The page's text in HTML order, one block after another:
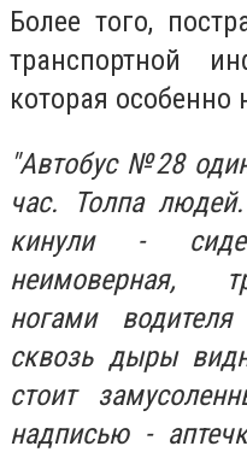
Более того,
транспортной
которая особенно
"Автобус №28
час. Толпа
кинули -
неимоверная,
ногами
сквозь дыры
стоит
надписью -